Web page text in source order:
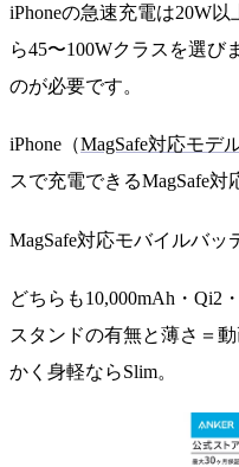
iPhoneの急速充電は20W
ら45〜100Wクラスを選び
のが必要です。
iPhone（MagSafe対応モデ
スで充電できるMagSafe対
MagSafe対応モバイルバッ
どちらも10,000mAh・Qi2
スタンドの有無と薄さ＝
かく身軽ならSlim。